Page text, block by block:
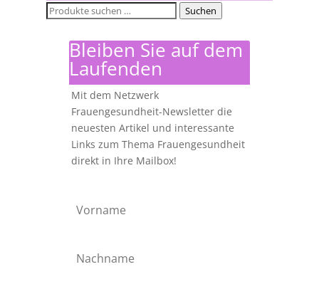
Suchen
Suchen
Bleiben Sie auf dem
Laufenden
Mit dem Netzwerk
Frauengesundheit-Newsletter die
neuesten Artikel und interessante
Links zum Thema Frauengesundheit
direkt in Ihre Mailbox!